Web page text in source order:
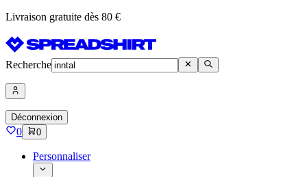
Livraison gratuite dès 80 €
Recherche
Déconnexion
0 0
Personnaliser